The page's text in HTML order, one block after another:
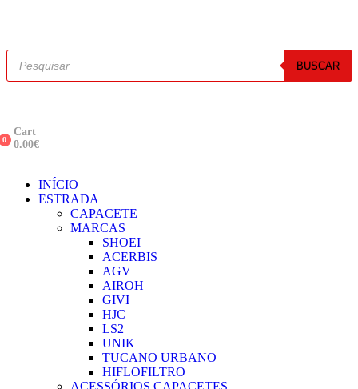
BUSCAR
0
Cart
0.00€
INÍCIO
ESTRADA
CAPACETE
MARCAS
SHOEI
ACERBIS
AGV
AIROH
GIVI
HJC
LS2
UNIK
TUCANO URBANO
HIFLOFILTRO
ACESSÓRIOS CAPACETES